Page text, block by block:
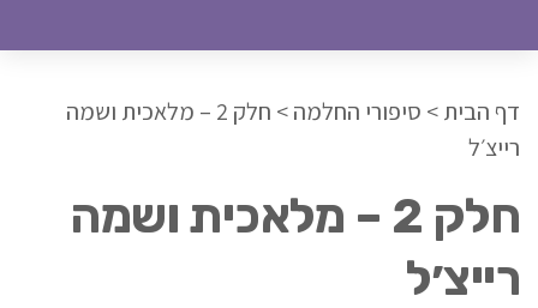
דף הבית> סיפורי החלמה>
חלק 2 – מלאכית ושמה
רייצ׳ל
חלק 2 – מלאכית ושמה
רייצ׳ל